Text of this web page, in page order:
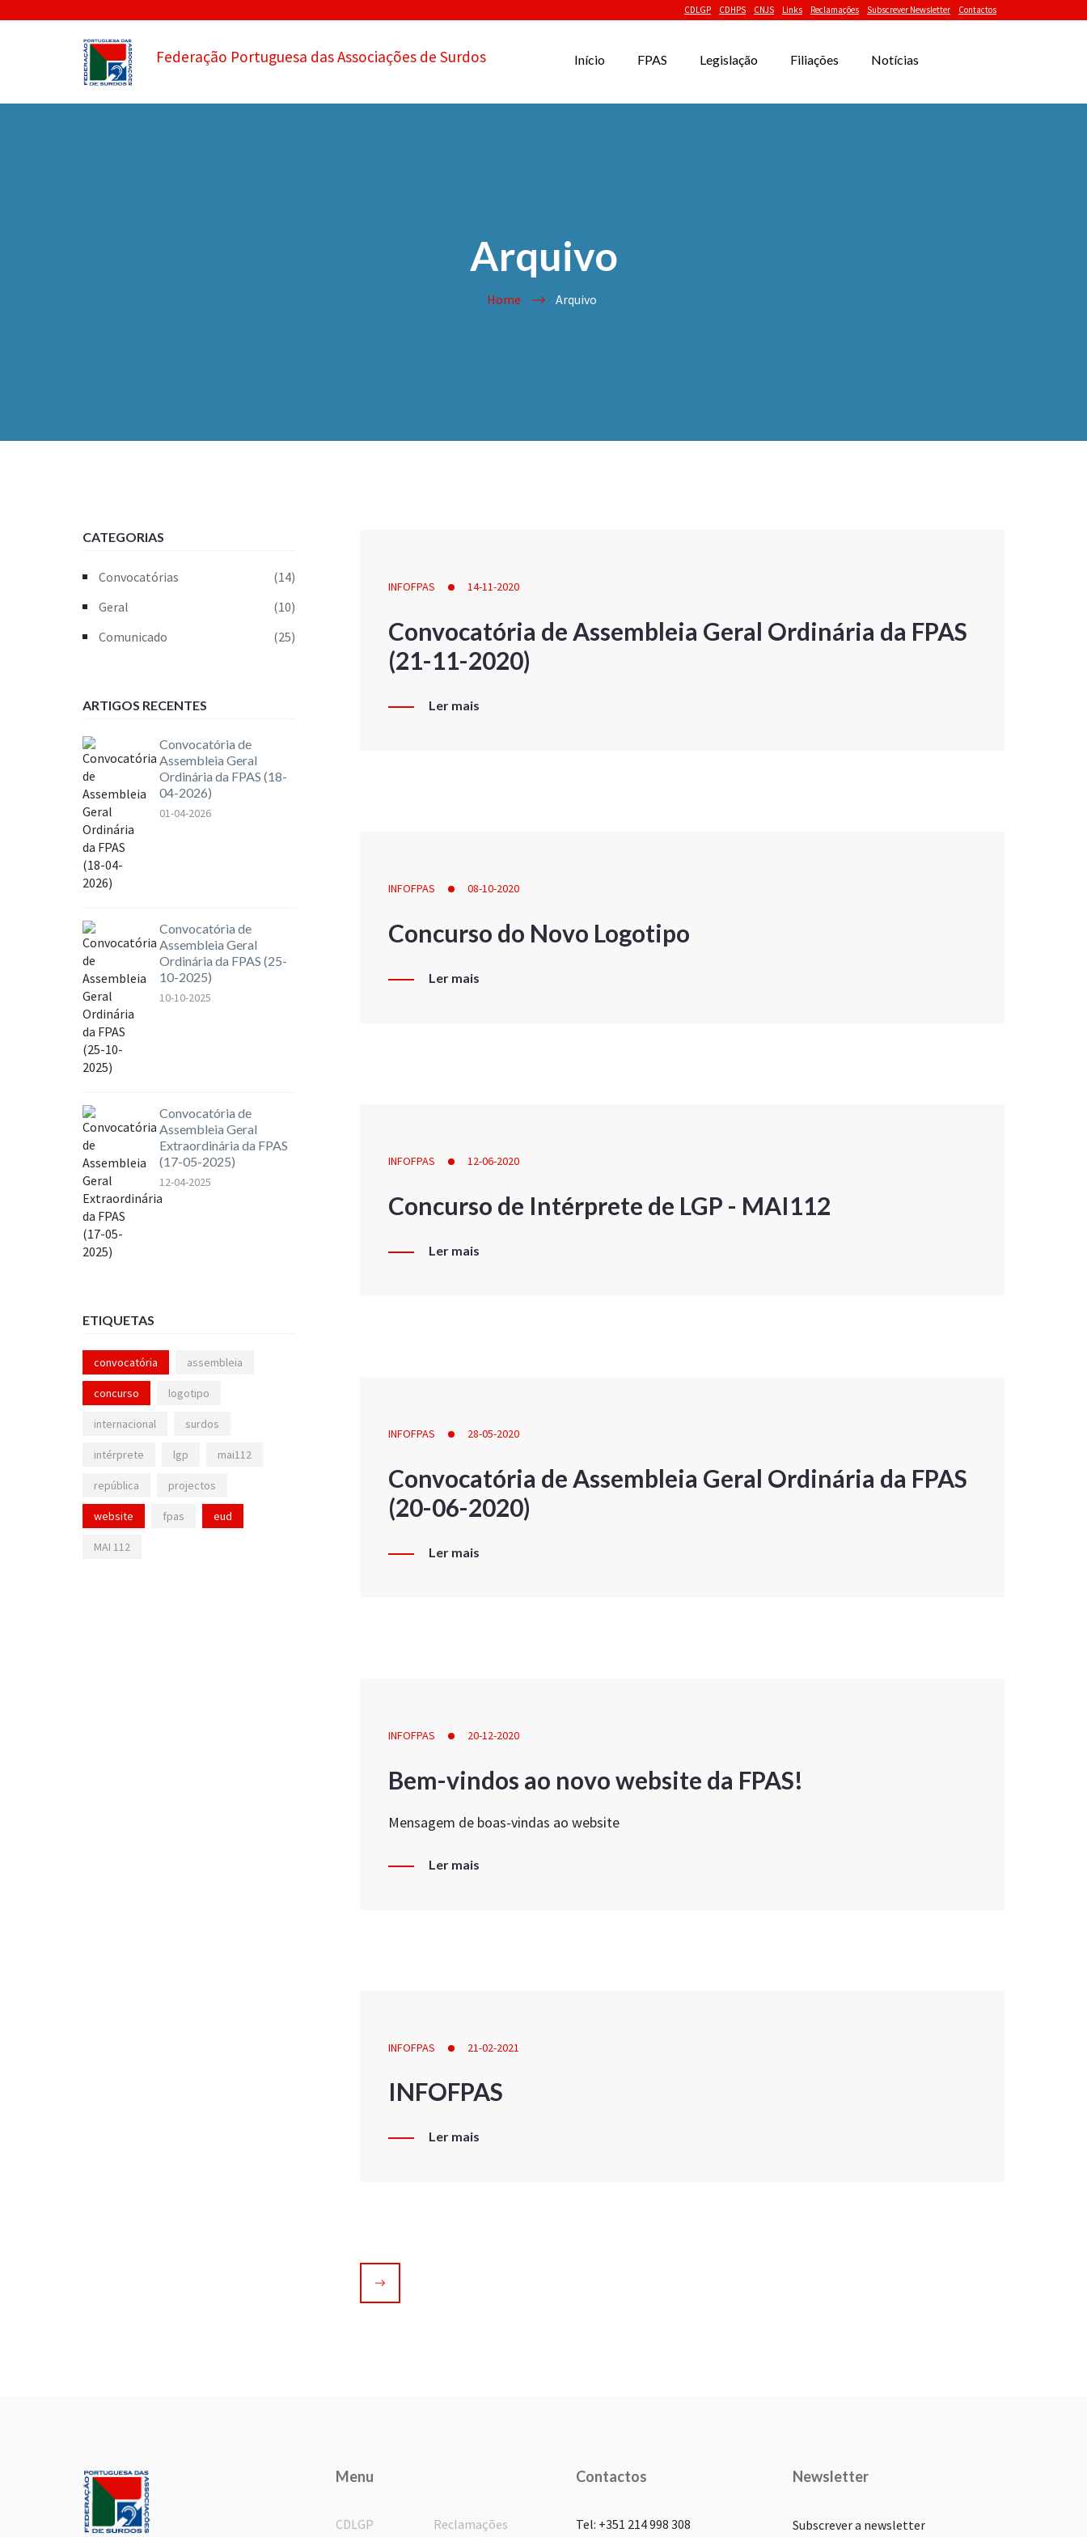
CDLGP CDHPS CNJS Links Reclamações Subscrever Newsletter Contactos
Federação Portuguesa das Associações de Surdos Início FPAS Legislação Filiações Notícias
Arquivo
Home Arquivo
INFOFPAS 14-11-2020
Convocatória de Assembleia Geral Ordinária da FPAS
(21-11-2020)
Ler mais
INFOFPAS 08-10-2020
Concurso do Novo Logotipo
Ler mais
INFOFPAS 12-06-2020
Concurso de Intérprete de LGP - MAI112
Ler mais
INFOFPAS 28-05-2020
Convocatória de Assembleia Geral Ordinária da FPAS
(20-06-2020)
Ler mais
INFOFPAS 20-12-2020
Bem-vindos ao novo website da FPAS!
Mensagem de boas-vindas ao website
Ler mais
INFOFPAS 21-02-2021
INFOFPAS
Ler mais
CATEGORIAS
Convocatórias
(14)
Geral
(10)
Comunicado
(25)
ARTIGOS RECENTES
Convocatória de
Assembleia Geral
Ordinária da FPAS (18-
04-2026)
01-04-2026
Convocatória de
Assembleia Geral
Ordinária da FPAS (25-
10-2025)
10-10-2025
Convocatória de
Assembleia Geral
Extraordinária da FPAS
(17-05-2025)
12-04-2025
ETIQUETAS
convocatória assembleia
concurso logotipo
internacional surdos
intérprete lgp mai112
república projectos
website fpas eud
MAI 112
Menu
CDLGP Reclamações
Contactos
Tel: +351 214 998 308
Newsletter
Subscrever a newsletter